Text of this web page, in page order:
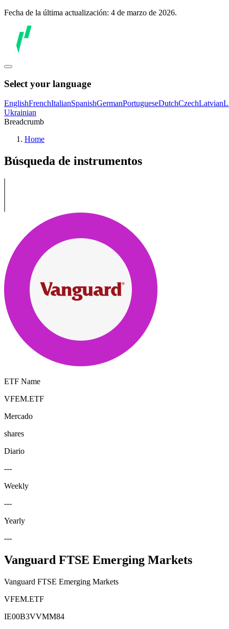
Fecha de la última actualización: 4 de marzo de 2026.
Select your language
EnglishFrenchItalianSpanishGermanPortugueseDutchCzechLatvian
Ukrainian
Breadcrumb
Home
Búsqueda de instrumentos
ETF Name
VFEM.ETF
Mercado
shares
Diario
---
Weekly
---
Yearly
---
Vanguard FTSE Emerging Markets
Vanguard FTSE Emerging Markets
VFEM.ETF
IE00B3VVMM84